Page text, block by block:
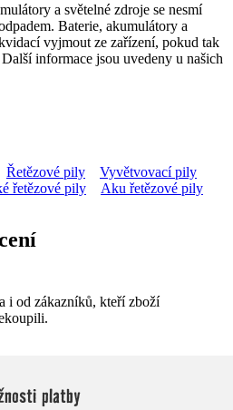
a světelné zdroje se nesmí
Baterie, akumulátory a
vyjmout ze zařízení, pokud tak
informace jsou uvedeny u našich
Řetězové pily
Vyvětvovací pily
řetězové pily
Aku řetězové pily
i od zákazníků, kteří zboží
platby